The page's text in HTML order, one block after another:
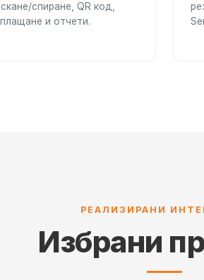
спиране, QR код,
и отчети.
РЕАЛИЗИРАНИ
Избрани